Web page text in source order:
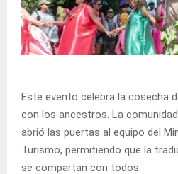
Este evento celebra la cosecha
con los ancestros. La
abrió las puertas al equipo del
Turismo, permitiendo que la
se compartan con todos.